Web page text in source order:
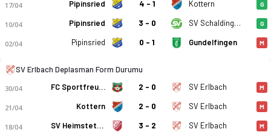
FC Pipinsried - SV Erlbach 0-2 bitti. Gol anları, kadro,
17/04 Pipinsried 4 - 1 Kottern G
10/04 Pipinsried 3 - 0 SV Schalding-Heining G
02/04 Pipinsried 0 - 1 Gundelfingen M
SV Erlbach Deplasman Form Durumu
30/04 FC Sportfreunde Schwaig 1913 2 - 0 SV Erlbach M
21/04 Kottern 2 - 0 SV Erlbach M
18/04 SV Heimstetten 3 - 2 SV Erlbach M